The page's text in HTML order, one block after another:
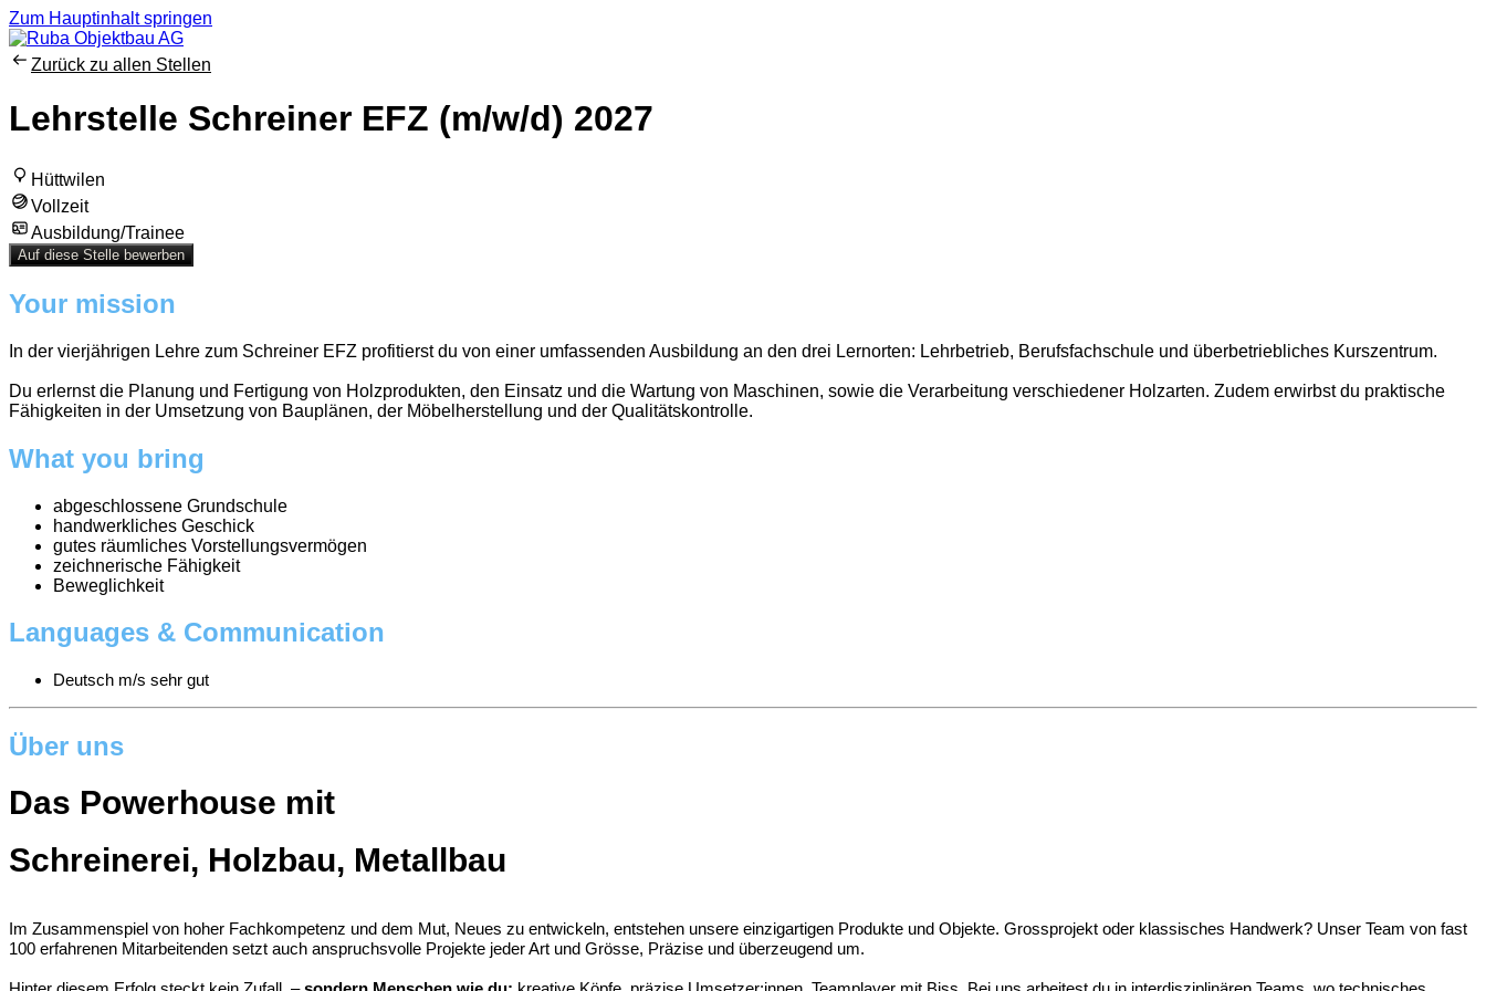
Zum Hauptinhalt springen
Zurück zu allen Stellen
Lehrstelle Schreiner EFZ (m/w/d) 2027
Hüttwilen
Vollzeit
Ausbildung/Trainee
Auf diese Stelle bewerben
Your mission
In der vierjährigen Lehre zum Schreiner EFZ profitierst du von einer umfassenden Ausbildung an den ​drei Lernorten: Lehrbetrieb, Berufsfachschule und überbetriebliches Kurszentrum.
Du erlernst die Planung und Fertigung von Holzprodukten, den Einsatz und die Wartung von Maschinen, sowie die Verarbeitung verschiedener Holzarten. Zudem erwirbst du praktische
Fähigkeiten in der Umsetzung von Bauplänen, der Möbelherstellung und der Qualitätskontrolle.
What you bring
abgeschlossene Grundschule
handwerkliches Geschick
gutes räumliches Vorstellungsvermögen
zeichnerische Fähigkeit
Beweglichkeit
Languages & Communication
Deutsch m/s sehr gut
Über uns
Das Powerhouse mit
Schreinerei, Holzbau, Metallbau
Im Zusammenspiel von hoher Fachkompetenz und dem Mut, Neues zu entwickeln, entstehen unsere einzigartigen Produkte und Objekte. Grossprojekt oder klassisches Handwerk? Unser Team von fast
100 erfahrenen Mitarbeitenden setzt auch anspruchsvolle Projekte jeder Art und Grösse, Präzise und überzeugend um.